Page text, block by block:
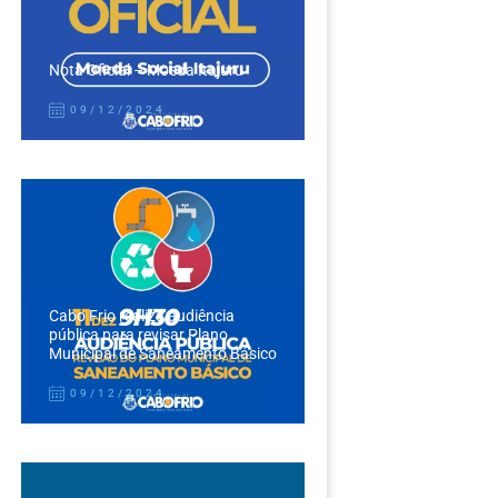
Nota Oficial – Moeda Itajuru
09/12/2024
Cabo Frio realiza audiência
pública para revisar Plano
Municipal de Saneamento Básico
09/12/2024